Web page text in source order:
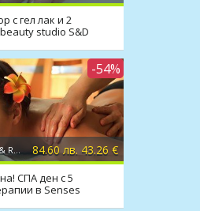
с гел лак и 2
studio S&D
-54%
Senses Massage & Recreation 84.60 лв. 43.26 €
СПА ден с 5
в Senses